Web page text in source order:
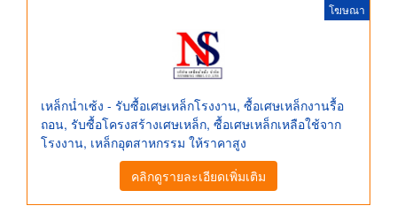
โฆษณา
เหล็กน่ำเซ้ง - รับซื้อเศษเหล็กโรงงาน, ซื้อเศษเหล็กงานรื้อ
ถอน, รับซื้อโครงสร้างเศษเหล็ก, ซื้อเศษเหล็กเหลือใช้จาก
โรงงาน, เหล็กอุตสาหกรรม ให้ราคาสูง
คลิกดูรายละเอียดเพิ่มเติม